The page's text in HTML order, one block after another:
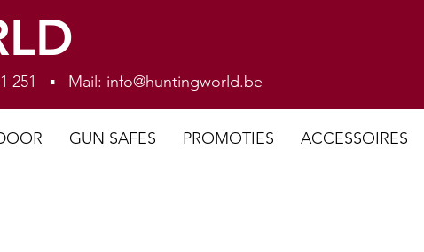
251 ▪ Mail: info@huntingworld.be
GUN SAFES PROMOTIES ACCESSOIRES